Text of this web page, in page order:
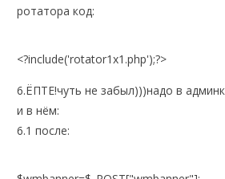
ротатора код:
<?include('rotator1x1.php');?>
6.ЁПТЕ!чуть не забыл)))надо в
и в нём:
6.1 после: